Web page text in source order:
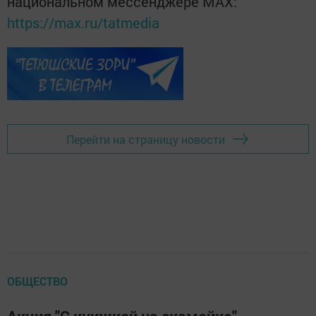
https://max.ru/tatmedia
Перейти на страницу новости
ОБЩЕСТВО